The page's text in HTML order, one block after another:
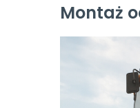
Montaż